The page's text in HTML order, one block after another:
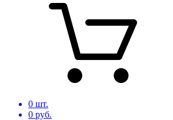
0 шт.
0 руб.